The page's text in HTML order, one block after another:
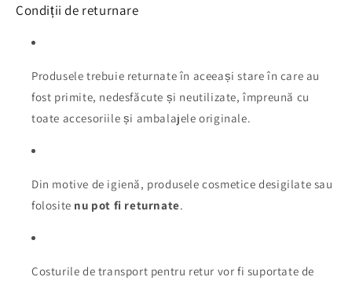
Condiții de returnare
Produsele trebuie returnate în aceeași stare în care au
fost primite, nedesfăcute și neutilizate, împreună cu
toate accesoriile și ambalajele originale.
Din motive de igienă, produsele cosmetice desigilate sau
folosite nu pot fi returnate.
Costurile de transport pentru retur vor fi suportate de